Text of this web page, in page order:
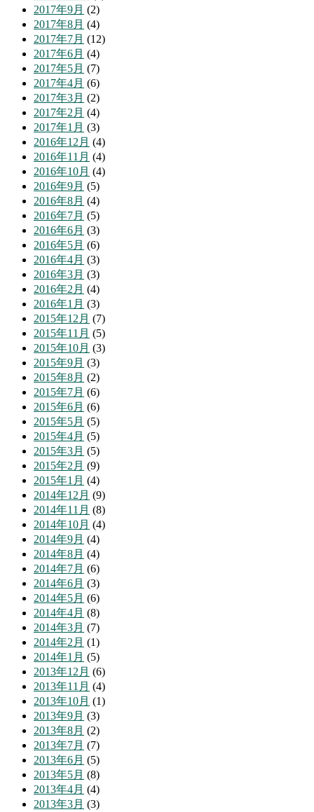
2017年9月 (2)
2017年8月 (4)
2017年7月 (12)
2017年6月 (4)
2017年5月 (7)
2017年4月 (6)
2017年3月 (2)
2017年2月 (4)
2017年1月 (3)
2016年12月 (4)
2016年11月 (4)
2016年10月 (4)
2016年9月 (5)
2016年8月 (4)
2016年7月 (5)
2016年6月 (3)
2016年5月 (6)
2016年4月 (3)
2016年3月 (3)
2016年2月 (4)
2016年1月 (3)
2015年12月 (7)
2015年11月 (5)
2015年10月 (3)
2015年9月 (3)
2015年8月 (2)
2015年7月 (6)
2015年6月 (6)
2015年5月 (5)
2015年4月 (5)
2015年3月 (5)
2015年2月 (9)
2015年1月 (4)
2014年12月 (9)
2014年11月 (8)
2014年10月 (4)
2014年9月 (4)
2014年8月 (4)
2014年7月 (6)
2014年6月 (3)
2014年5月 (6)
2014年4月 (8)
2014年3月 (7)
2014年2月 (1)
2014年1月 (5)
2013年12月 (6)
2013年11月 (4)
2013年10月 (1)
2013年9月 (3)
2013年8月 (2)
2013年7月 (7)
2013年6月 (5)
2013年5月 (8)
2013年4月 (4)
2013年3月 (3)